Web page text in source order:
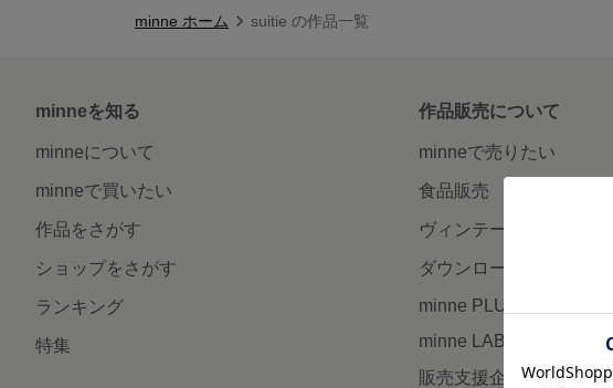
minne ホーム suitie の作品一覧
minneを知る
minneについて
minneで買いたい
作品をさがす
ショップをさがす
ランキング
特集
作品販売について
minneで売りたい
食品販売
ヴィンテージ販売
ダウンロード販売
minne PLUS
minne LAB
販売支援企画・イベント